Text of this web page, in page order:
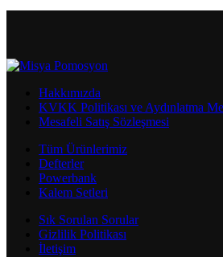
Hakkımızda
KVKK Politikası ve Aydınlatma
Mesafeli Satış Sözleşmesi
Tüm Ürünlerimiz
Defterler
Powerbank
Kalem Setleri
Sık Sorulan Sorular
Gizlilik Politikası
İletişim